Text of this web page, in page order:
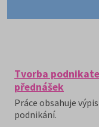
Tvorba
přednášek
Práce obsahuje
podnikání.